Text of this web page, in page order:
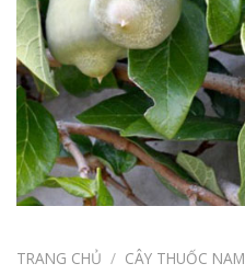
TRANG CHỦ / CÂY THUỐC NAM